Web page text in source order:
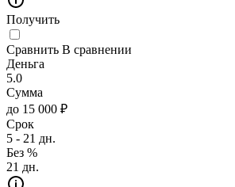
Получить
Сравнить В сравнении
Деньга
5.0
Сумма
до 15 000 ₽
Срок
5 - 21 дн.
Без %
21 дн.